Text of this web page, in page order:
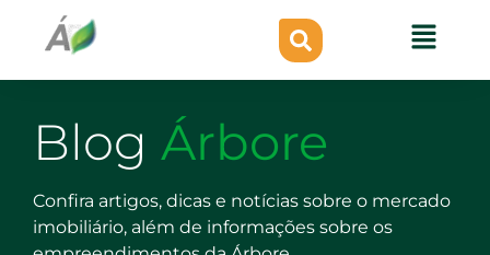
Blog Árbore
Confira artigos, dicas e notícias sobre o mercado
imobiliário, além de informações sobre os